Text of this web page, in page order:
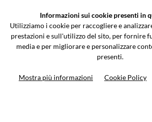
Via Galileo Galilei 5 | Verano Brianza
0362-805407-info@valtermoto.com
Informazioni sui cookie presenti in
Utilizziamo i cookie per raccogliere e
prestazioni e sull'utilizzo del sito, per fornire
media e per migliorare e personalizzare
presenti.
Mostra più informazioni Cookie Policy